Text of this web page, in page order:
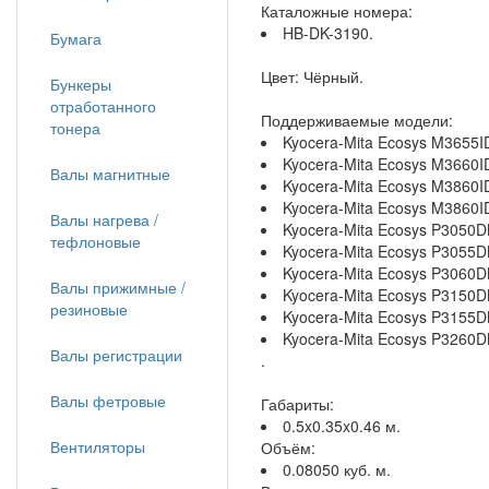
Каталожные номера:
HB-DK-3190.
Цвет: Чёрный.
Поддерживаемые модели:
Kyocera-Mita Ecosys
Kyocera-Mita Ecosys
Kyocera-Mita Ecosys
Kyocera-Mita Ecosys
Kyocera-Mita Ecosys
Kyocera-Mita Ecosys
Kyocera-Mita Ecosys
Kyocera-Mita Ecosys
Kyocera-Mita Ecosys
Kyocera-Mita Ecosys
.
Габариты:
0.5x0.35x0.46 м.
Объём:
0.08050 куб. м.
Бумага
Бункеры
отработанного
тонера
Валы магнитные
Валы нагрева /
тефлоновые
Валы прижимные /
резиновые
Валы регистрации
Валы фетровые
Вентиляторы